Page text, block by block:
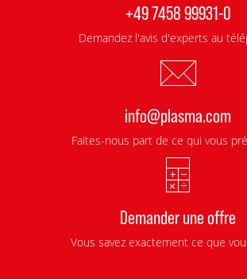
+49 7458 99931-0
Demandez l'avis d'experts au
info@plasma.com
Faites-nous part de ce qui vous
Demander une offre
Vous savez exactement ce que